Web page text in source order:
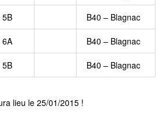
5B B40 – Blagnac
6A B40 – Blagnac
5B B40 – Blagnac
lieu le 25/01/2015 !